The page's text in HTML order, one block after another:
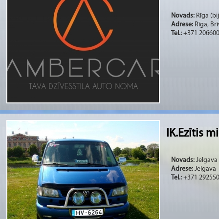
Novads: Rīga
Adrese: Rīga,
Tel.: +371
IK.Ezītis
Novads: Jelgava
Adrese: Jelgava
Tel.: +371